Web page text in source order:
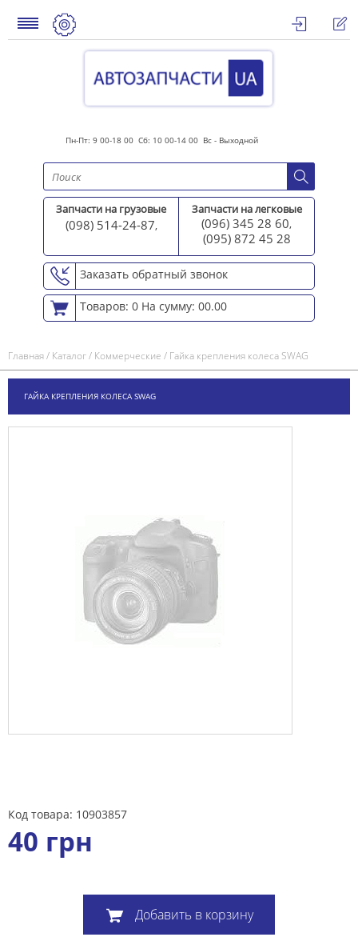
Пн-Пт: 9 00-18 00 Сб: 10 00-14 00 Вс - Выходной
Запчасти на грузовые
(098) 514-24-87,
Запчасти на легковые
(096) 345 28 60,
(095) 872 45 28
Заказать обратный звонок
Товаров: 0 На сумму: 00.00
Главная/ Каталог/ Коммерческие / Гайка крепления колеса SWAG
ГАЙКА КРЕПЛЕНИЯ КОЛЕСА SWAG
Код товара: 10903857
40 грн
Добавить в корзину